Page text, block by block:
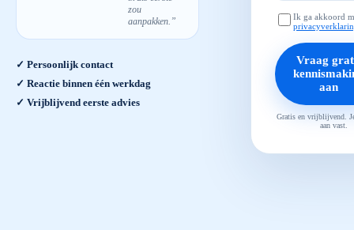
zou
aanpakken.”
✓ Persoonlijk contact
✓ Reactie binnen één werkdag
✓ Vrijblijvend eerste advies
Ik ga akkoord
Vraag
aan
Gratis en vrijblijvend.
aan vast.